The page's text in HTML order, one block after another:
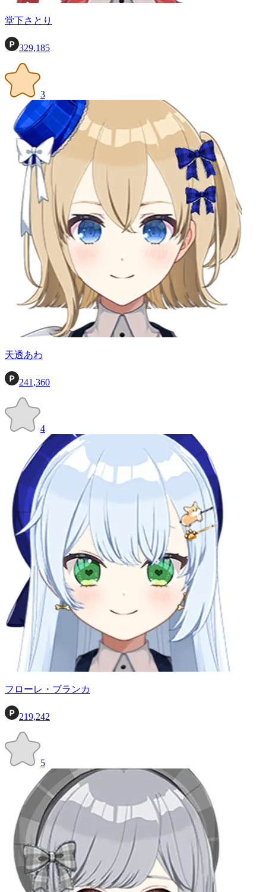
堂下さとり
329,185
3
天透あわ
241,360
4
フローレ・ブランカ
219,242
5